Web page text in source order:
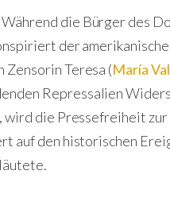
Während die Bürger des
der
Zensorin Teresa (María
Repressalien
die Pressefreiheit zur
auf den historischen